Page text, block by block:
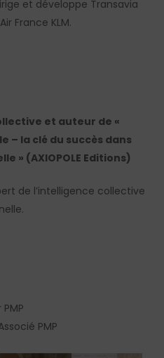
et développe Transavia
France KLM.
et auteur de «
– la clé du succès dans
» (AXIOPOLE Editions)
de l’intelligence collective
PMP